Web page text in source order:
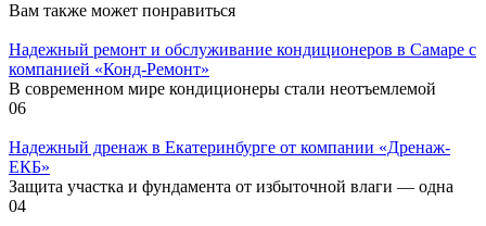
Вам также может понравиться
Надежный ремонт и обслуживание кондиционеров в Самаре с
компанией «Конд-Ремонт»
В современном мире кондиционеры стали неотъемлемой
06
Надежный дренаж в Екатеринбурге от компании «Дренаж-
ЕКБ»
Защита участка и фундамента от избыточной влаги — одна
04